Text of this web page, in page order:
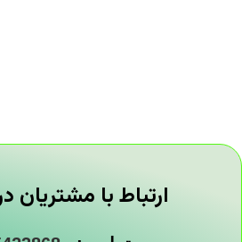
ارتباط با مشتریان